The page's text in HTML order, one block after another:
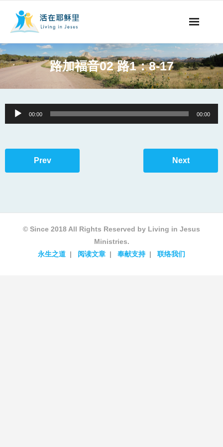
事工概要
阅读文章
路加福音02 路1：8-17
Audio
Player
00:00 00:00
Prev Next
© Since 2018 All Rights Reserved by Living in Jesus
Ministries.
永生之道
阅读文章 奉献支持 联络我们